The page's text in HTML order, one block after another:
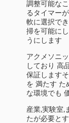
調整可能な
るタイマー
軟に選択で
掃を可能に
うにします
アクメソニ
しており 高
保証します
を 満たす た
な環境でも
産業,実験室,
たが必要と